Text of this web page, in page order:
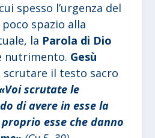
spesso l’urgenza del
spazio alla
la Parola di Dio
nutrimento. Gesù
scrutare il testo sacro
scrutate le
di avere in esse la
esse che danno